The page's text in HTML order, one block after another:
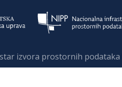
izvora prostornih podataka